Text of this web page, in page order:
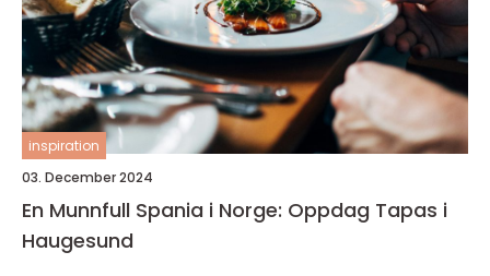
inspiration
03. December 2024
En Munnfull Spania i Norge: Oppdag Tapas i
Haugesund